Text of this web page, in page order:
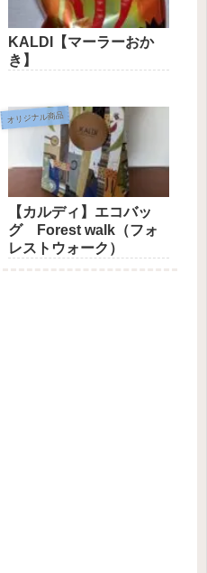
KALDI【マーラーおか
き】
オリジナル商品
【カルディ】エコバッ
グ Forest walk（フォ
レストウォーク）